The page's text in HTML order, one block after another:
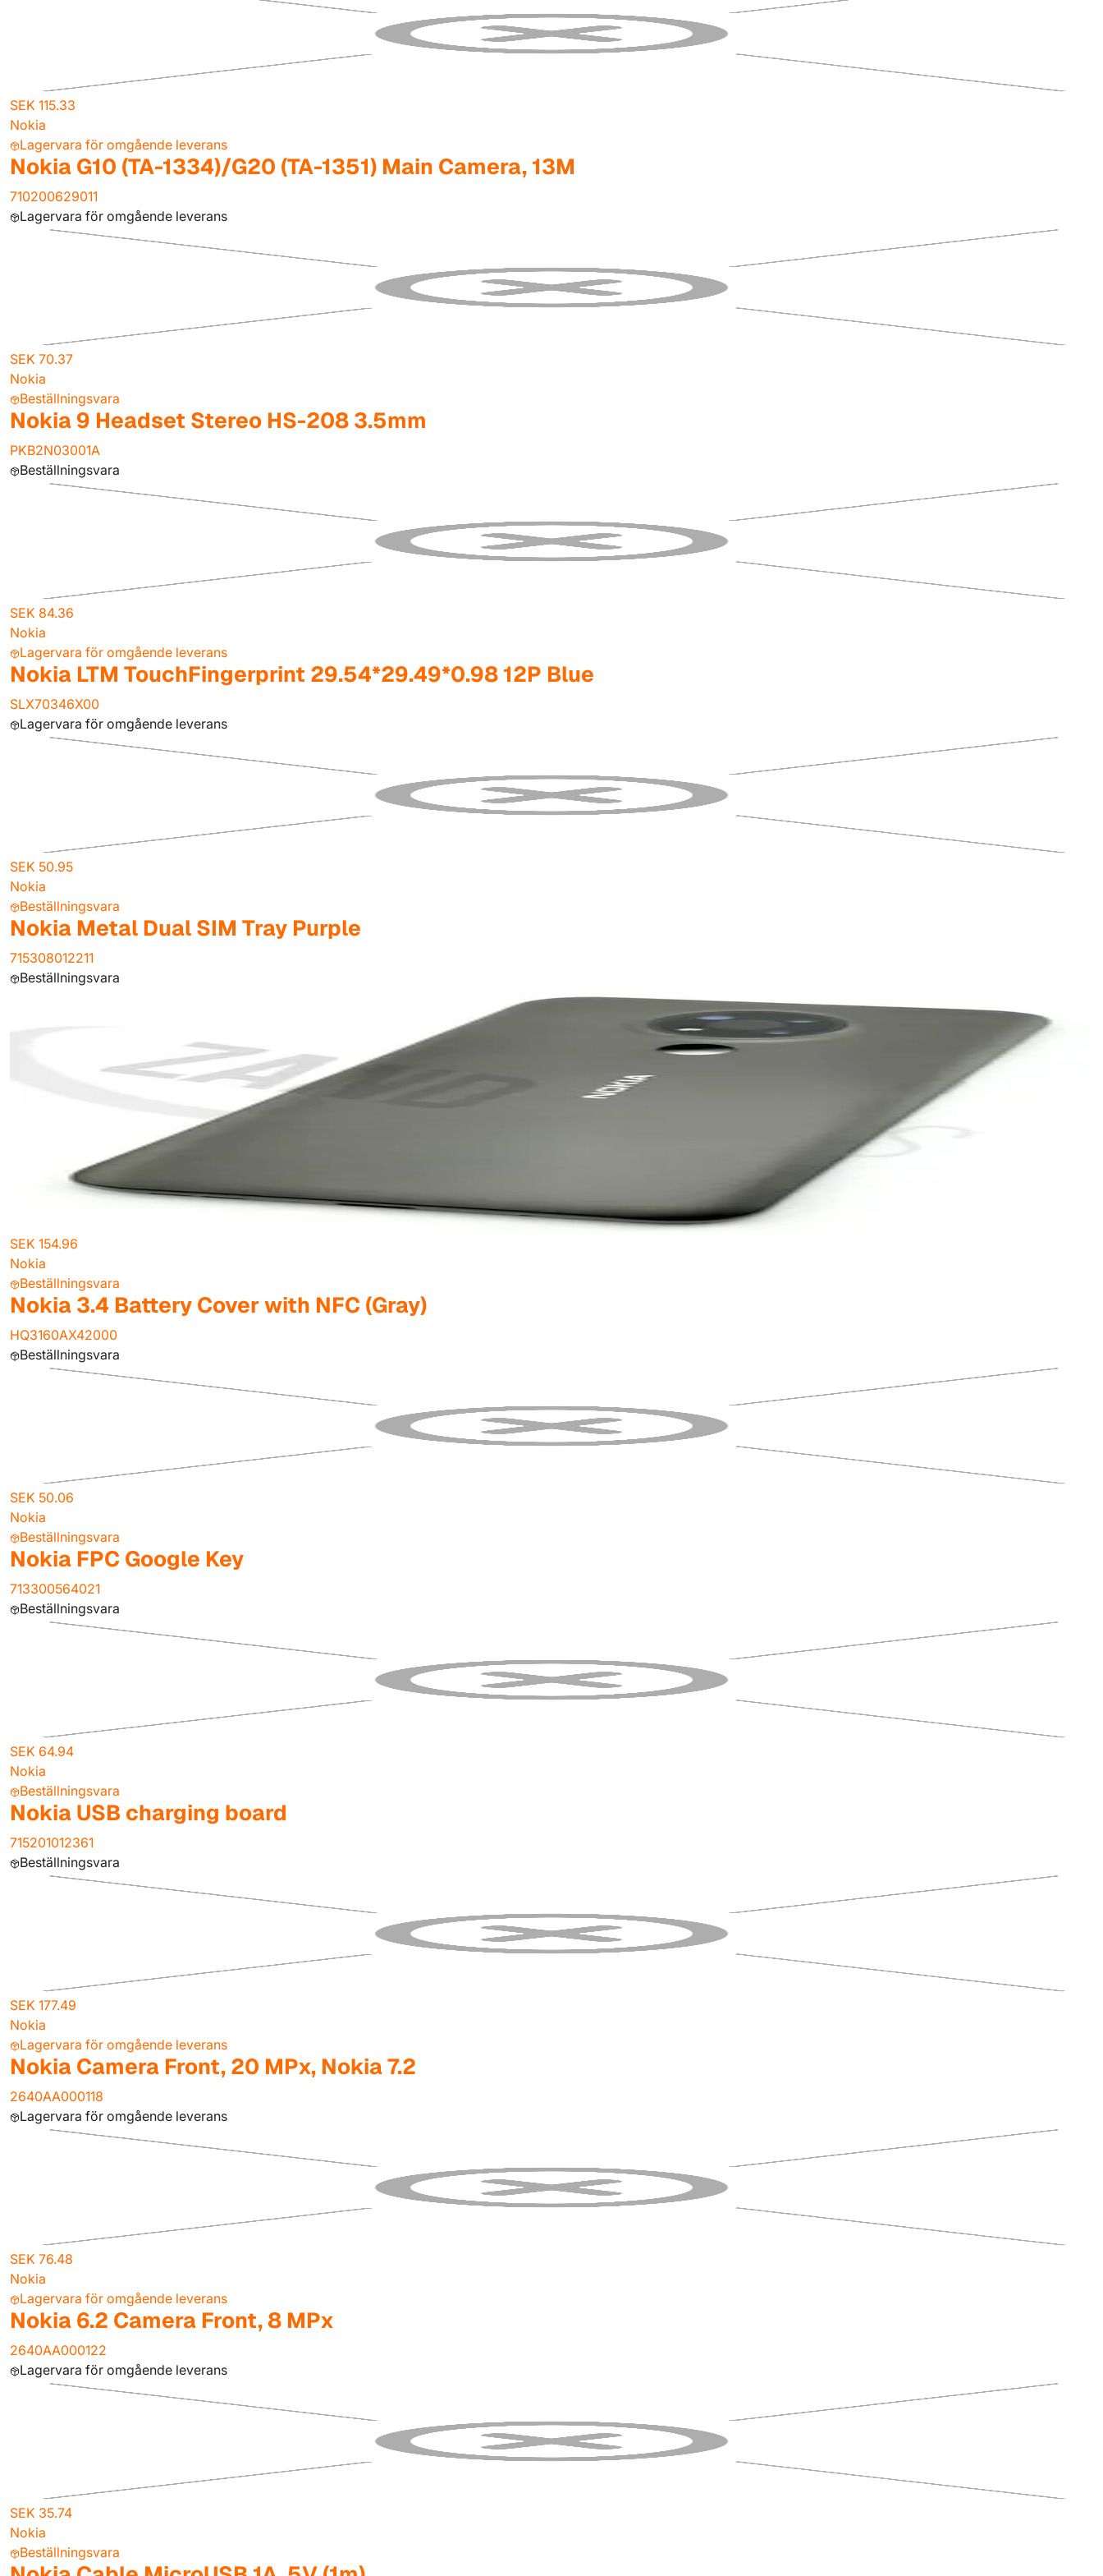
SEK 115.33
Nokia
Lagervara för omgående leverans
Nokia G10 (TA-1334)/G20 (TA-1351) Main Camera, 13M
710200629011
Lagervara för omgående leverans
SEK 70.37
Nokia
Beställningsvara
Nokia 9 Headset Stereo HS-208 3.5mm
PKB2N03001A
Beställningsvara
SEK 84.36
Nokia
Lagervara för omgående leverans
Nokia LTM TouchFingerprint 29.54*29.49*0.98 12P Blue
SLX70346X00
Lagervara för omgående leverans
SEK 50.95
Nokia
Beställningsvara
Nokia Metal Dual SIM Tray Purple
715308012211
Beställningsvara
SEK 154.96
Nokia
Beställningsvara
Nokia 3.4 Battery Cover with NFC (Gray)
HQ3160AX42000
Beställningsvara
SEK 50.06
Nokia
Beställningsvara
Nokia FPC Google Key
713300564021
Beställningsvara
SEK 64.94
Nokia
Beställningsvara
Nokia USB charging board
715201012361
Beställningsvara
SEK 177.49
Nokia
Lagervara för omgående leverans
Nokia Camera Front, 20 MPx, Nokia 7.2
2640AA000118
Lagervara för omgående leverans
SEK 76.48
Nokia
Lagervara för omgående leverans
Nokia 6.2 Camera Front, 8 MPx
2640AA000122
Lagervara för omgående leverans
SEK 35.74
Nokia
Beställningsvara